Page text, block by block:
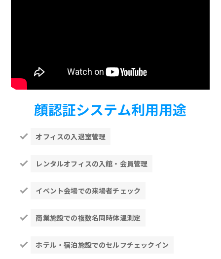
顔認証システム利用用途
オフィスの入退室管理
レンタルオフィスの入館・会員管理
イベント会場での来場者チェック
商業施設での複数名同時体温測定
ホテル・宿泊施設でのセルフチェックイン